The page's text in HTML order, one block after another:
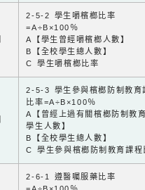
2-5-2 學生嚼檳榔比率
=A÷B×100％
A【學生曾經嚼檳榔人數】
B【全校學生總人數】
C 學生嚼檳榔比率
2-5-3 學生參與檳榔防制教育
比率=A÷B×100％
A【曾經上過有關檳榔防制教
學生人數】
B【全校學生總人數】
C 學生參與檳榔防制教育課程
2-6-1 遵醫囑服藥比率